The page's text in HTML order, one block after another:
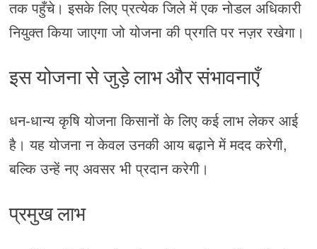
तक पहुँचे। इसके लिए प्रत्येक जिले में एक नोडल अधिकारी
नियुक्त किया जाएगा जो योजना की प्रगति पर नज़र रखेगा।
इस योजना से जुड़े लाभ और संभावनाएँ
धन-धान्य कृषि योजना किसानों के लिए कई लाभ लेकर आई
है। यह योजना न केवल उनकी आय बढ़ाने में मदद करेगी,
बल्कि उन्हें नए अवसर भी प्रदान करेगी।
प्रमुख लाभ